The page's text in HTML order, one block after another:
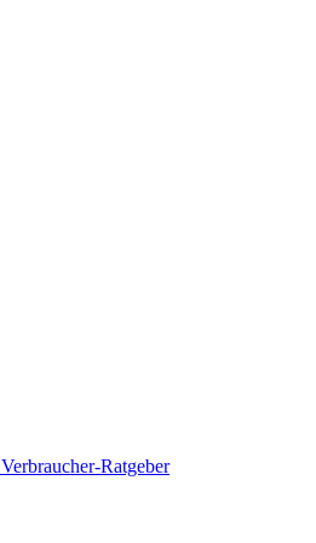
Verbraucher-Ratgeber